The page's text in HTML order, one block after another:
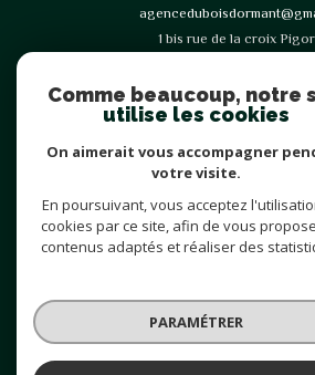
1 bis rue de la croix
Adhérents
© 2026 | Tous droits réservés | Traduction
Comme beaucoup, notre
utilise les cookies
On aimerait vous accompagner
votre visite.
En poursuivant, vous acceptez
cookies par ce site, afin de vous
contenus adaptés et réaliser des
PARAMÉTRER